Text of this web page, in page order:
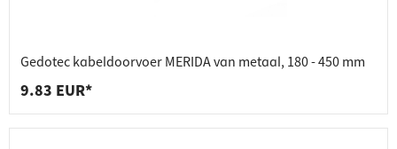
Gedotec kabeldoorvoer MERIDA van metaal, 180 - 450 mm
9.83 EUR*